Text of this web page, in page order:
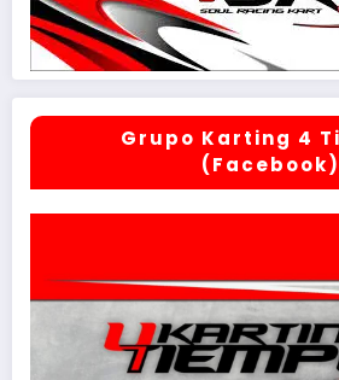
Grupo Karting 4
(Facebook)